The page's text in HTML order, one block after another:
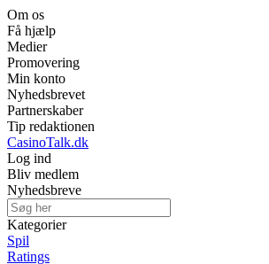
Om os
Få hjælp
Medier
Promovering
Min konto
Nyhedsbrevet
Partnerskaber
Tip redaktionen
CasinoTalk.dk
Log ind
Bliv medlem
Nyhedsbreve
Kategorier
Spil
Ratings